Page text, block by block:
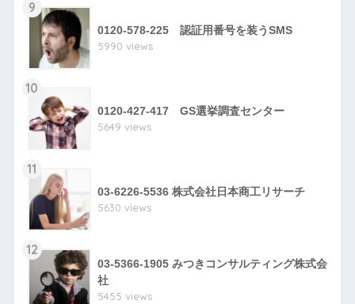
9
0120-578-225 認証用番号を装うSMS
5990 views
10
0120-427-417 GS選挙調査センター
5649 views
11
03-6226-5536 株式会社日本商工リサーチ
5630 views
12
03-5366-1905 みつきコンサルティング株式会
社
5455 views